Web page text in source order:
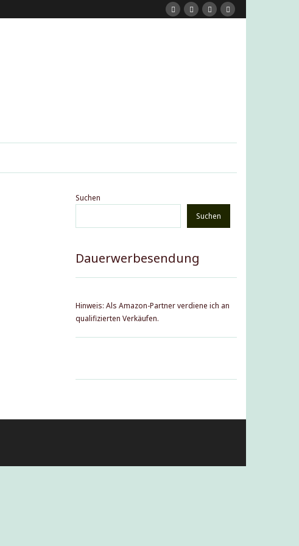
Suchen
Suchen
Dauerwerbesendung
Hinweis: Als Amazon-Partner verdiene ich an
qualifizierten Verkäufen.